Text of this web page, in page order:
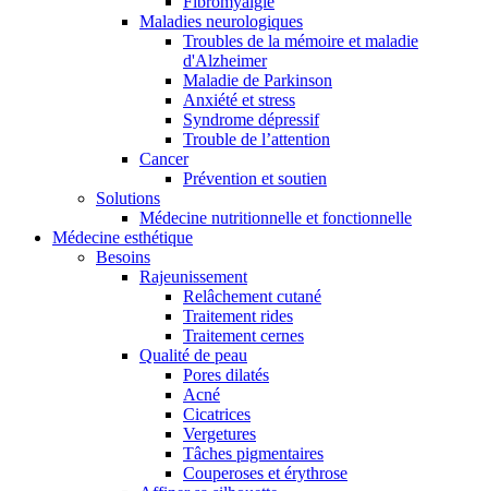
Maladies neurologiques
Troubles de la mémoire et maladie
d'Alzheimer
Maladie de Parkinson
Anxiété et stress
Syndrome dépressif
Trouble de l’attention
Cancer
Prévention et soutien
Solutions
Médecine nutritionnelle et fonctionnelle
Médecine esthétique
Besoins
Rajeunissement
Relâchement cutané
Traitement rides
Traitement cernes
Qualité de peau
Pores dilatés
Acné
Cicatrices
Vergetures
Tâches pigmentaires
Couperoses et érythrose